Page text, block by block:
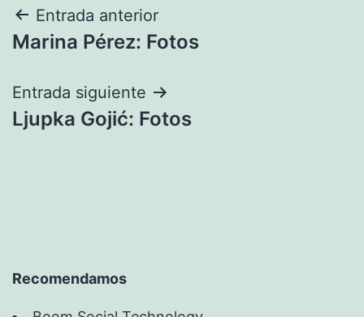
Navegación
de
entradas
Entrada anterior
Marina Pérez: Fotos
Entrada siguiente
Ljupka Gojić: Fotos
Recomendamos